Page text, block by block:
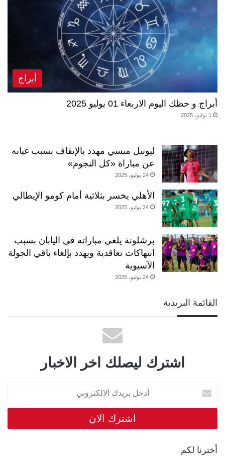
أبراج
أبراج و حظك اليوم الاربعاء 01 يوليو 2025
1 يوليو، 2025
ليونيل ميسي مهدد بالإيقاف بسبب غيابه
عن مباراة «كل النجوم»
24 يوليو، 2025
الأهلي يخسر بثلاثية أمام كومو الإيطالي
24 يوليو، 2025
برشلونة يلغي مباراته في اليابان بسبب
انتهاكات تعاقدية ويهدد بإلغاء باقي الجولة
الآسيوية
24 يوليو، 2025
القائمة البريدية
اشترك ليصلك اخر الاخبار
أدخل
بريدك
الالكتروني
أخترنا لكم